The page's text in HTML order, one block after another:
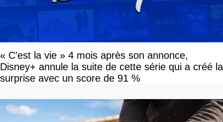
« C'est la vie » 4 mois après son annonce,
Disney+ annule la suite de cette série qui a créé la
surprise avec un score de 91 %